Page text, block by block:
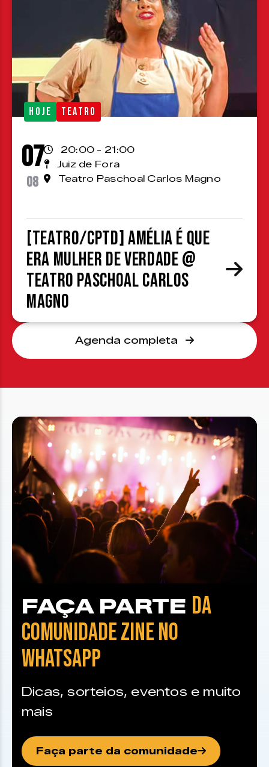
HOJE TEATRO
07
08
20:00 - 21:00
Juiz de Fora
Teatro Paschoal Carlos Magno
[TEATRO/CPTD] Amélia é que
era mulher de verdade @
Teatro Paschoal Carlos
Magno
Agenda completa
FAÇA PARTE DA
COMUNIDADE ZINE NO
WHATSAPP
Dicas, sorteios, eventos e muito
mais
Faça parte da comunidade